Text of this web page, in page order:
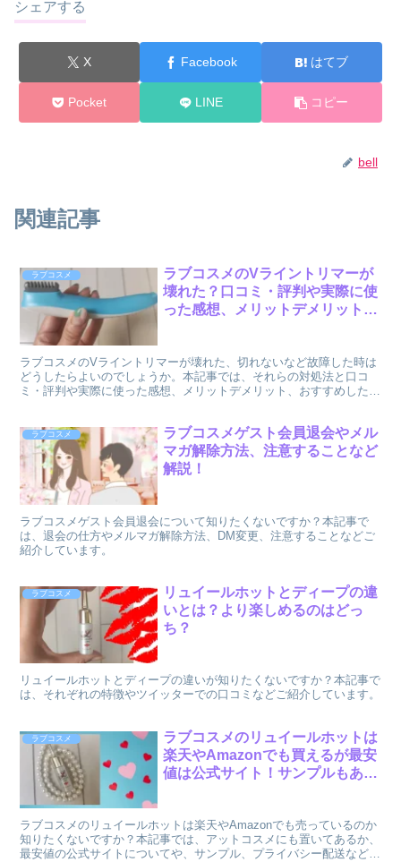
シェアする
X Facebook はてブ
Pocket LINE コピー
bell
関連記事
ラブコスメ
ラブコスメのVライントリマーが
壊れた？口コミ・評判や実際に使
った感想、メリットデメリットを
ラブコスメのVライントリマーが壊れた、切れないなど故障した時は
どうしたらよいのでしょうか。本記事では、それらの対処法と口コ
ミ・評判や実際に使った感想、メリットデメリット、おすすめしたい
ラブコスメ
ラブコスメゲスト会員退会やメル
マガ解除方法、注意することなど
解説！
ラブコスメゲスト会員退会について知りたくないですか？本記事で
は、退会の仕方やメルマガ解除方法、DM変更、注意することなどご
紹介しています。
ラブコスメ
リュイールホットとディープの違
いとは？より楽しめるのはどっ
ち？
リュイールホットとディープの違いが知りたくないですか？本記事で
は、それぞれの特徴やツイッターでの口コミなどご紹介しています。
ラブコスメ
ラブコスメのリュイールホットは
楽天やAmazonでも買えるが最安
値は公式サイト！サンプルもあ
ラブコスメのリュイールホットは楽天やAmazonでも売っているのか
知りたくないですか？本記事では、アットコスメにも置いてあるか、
最安値の公式サイトについてや、サンプル、プライバシー配送などご